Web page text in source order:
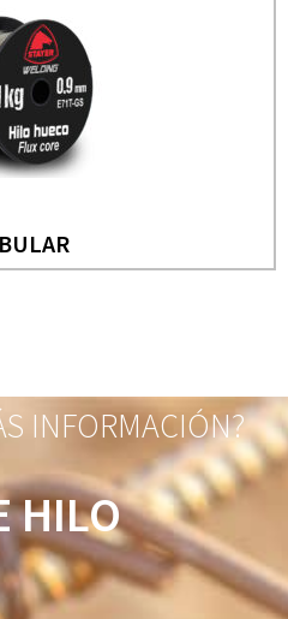
INFORMACIÓN?
HILO